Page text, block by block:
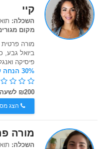
קיי
השכלה:
מקום
ביואל גבע,
פיסיקה
30% הנחה עבור שיעור לקבוצה
₪200 לשעה
הצג
מורה
השכלה: